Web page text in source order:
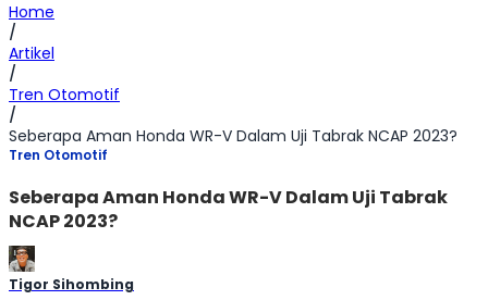
Home
/
Artikel
/
Tren Otomotif
/
Seberapa Aman Honda WR-V Dalam Uji Tabrak NCAP 2023?
Tren Otomotif
Seberapa Aman Honda WR-V Dalam Uji Tabrak
NCAP 2023?
Tigor Sihombing